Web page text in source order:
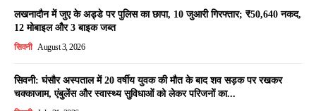
लखनादौन में जुए के अड्डे पर पुलिस का छापा, 10 जुआरी गिरफ्तार; ₹50,640 नकद,
12 मोबाइल और 3 बाइक जब्त
सिवनी August 3, 2026
सिवनी: घंसौर अस्पताल में 20 वर्षीय युवक की मौत के बाद शव सड़क पर रखकर
चक्काजाम, एंबुलेंस और स्वास्थ्य सुविधाओं को लेकर परिजनों का...